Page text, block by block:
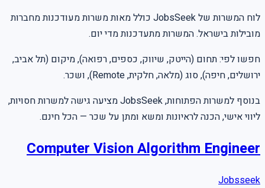
לוח המשרות של JobsSeek כולל מאות משרות מעודכנות מחברות
מובילות בישראל. המשרות מתעדכנות מדי יום.
חפשו לפי: תחום (הייטק, שיווק, כספים, רפואה), מיקום (תל אביב,
ירושלים, חיפה), סוג (מלאה, חלקית, Remote), ושכר.
בנוסף למשרות הפתוחות, JobsSeek מציעה גישה למשרות חסויות,
ליווי אישי, הכנה לראיונות ומשא ומתן על שכר — הכל חינם.
Computer Vision Algorithm Engineer
Jobsseek